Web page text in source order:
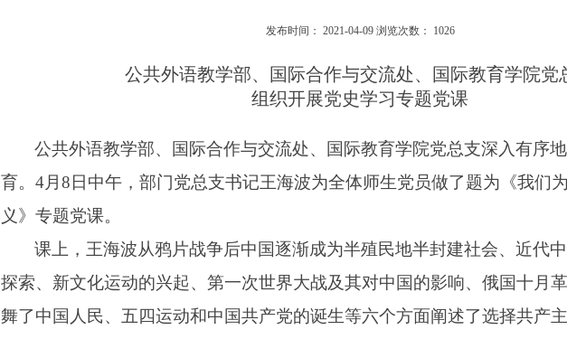
发布时间： 2021-04-09 浏览次数： 1026
公共外语教学部、国际合作与交流处、国际教育学院党
组织开展党史学习专题党课
公共外语教学部、国际合作与交流处、国际教育学院党总支深入有序
育。 4月 8 日中午，部门党总支书记王海波为全体师生党员做了题为《我们
义》专题党课。
课上，王海波从鸦片战争后中国逐渐成为半殖民地半封建社会、近代
探索、新文化运动的兴起、第一次世界大战及其对中国的影响、俄国十月
舞了中国人民、五四运动和中国共产党的诞生等六个方面阐述了选择共产主